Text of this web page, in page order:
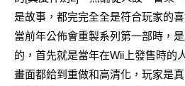
是故事，都完完全全是符合玩家的
當前年公佈會重製系列第一部時，
的，首先就是當年在Wii上發售時的
畫面都給到重做和高清化，玩家是